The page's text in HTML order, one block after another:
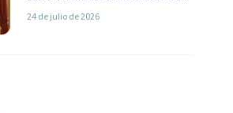
liderazgo en la Economía Azul
24 de julio de 2026